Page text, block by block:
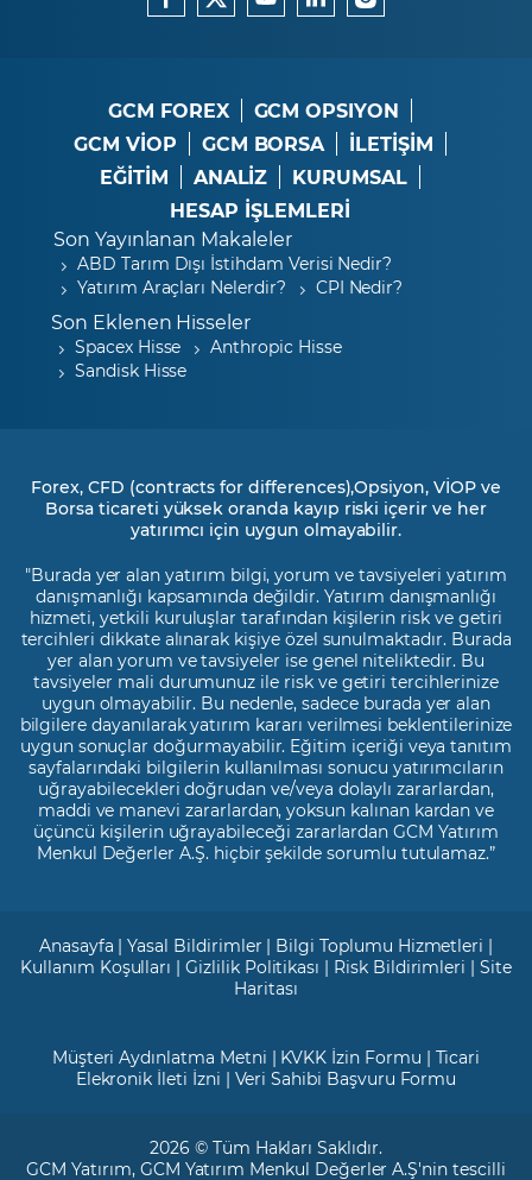
GCM FOREX
GCM OPSIYON
GCM VİOP
GCM BORSA
İLETİŞİM
EĞİTİM
ANALİZ
KURUMSAL
HESAP İŞLEMLERİ
Son Yayınlanan Makaleler
ABD Tarım Dışı İstihdam Verisi Nedir?
Yatırım Araçları Nelerdir?
CPI Nedir?
Son Eklenen Hisseler
Spacex Hisse
Anthropic Hisse
Sandisk Hisse
Forex, CFD (contracts for differences),Opsiyon, VİOP ve
Borsa ticareti yüksek oranda kayıp riski içerir ve her
yatırımcı için uygun olmayabilir.
"Burada yer alan yatırım bilgi, yorum ve tavsiyeleri yatırım
danışmanlığı kapsamında değildir. Yatırım danışmanlığı
hizmeti, yetkili kuruluşlar tarafından kişilerin risk ve getiri
tercihleri dikkate alınarak kişiye özel sunulmaktadır. Burada
yer alan yorum ve tavsiyeler ise genel niteliktedir. Bu
tavsiyeler mali durumunuz ile risk ve getiri tercihlerinize
uygun olmayabilir. Bu nedenle, sadece burada yer alan
bilgilere dayanılarak yatırım kararı verilmesi beklentilerinize
uygun sonuçlar doğurmayabilir. Eğitim içeriği veya tanıtım
sayfalarındaki bilgilerin kullanılması sonucu yatırımcıların
uğrayabilecekleri doğrudan ve/veya dolaylı zararlardan,
maddi ve manevi zararlardan, yoksun kalınan kardan ve
üçüncü kişilerin uğrayabileceği zararlardan GCM Yatırım
Menkul Değerler A.Ş. hiçbir şekilde sorumlu tutulamaz.”
Anasayfa |Yasal Bildirimler | Bilgi Toplumu Hizmetleri |
Kullanım Koşulları |Gizlilik Politikası | Risk Bildirimleri |Site
Haritası
Müşteri Aydınlatma Metni | KVKK İzin Formu | Ticari
Elekronik İleti İzni | Veri Sahibi Başvuru Formu
2026 © Tüm Hakları Saklıdır.
GCM Yatırım, GCM Yatırım Menkul Değerler A.Ş'nin tescilli